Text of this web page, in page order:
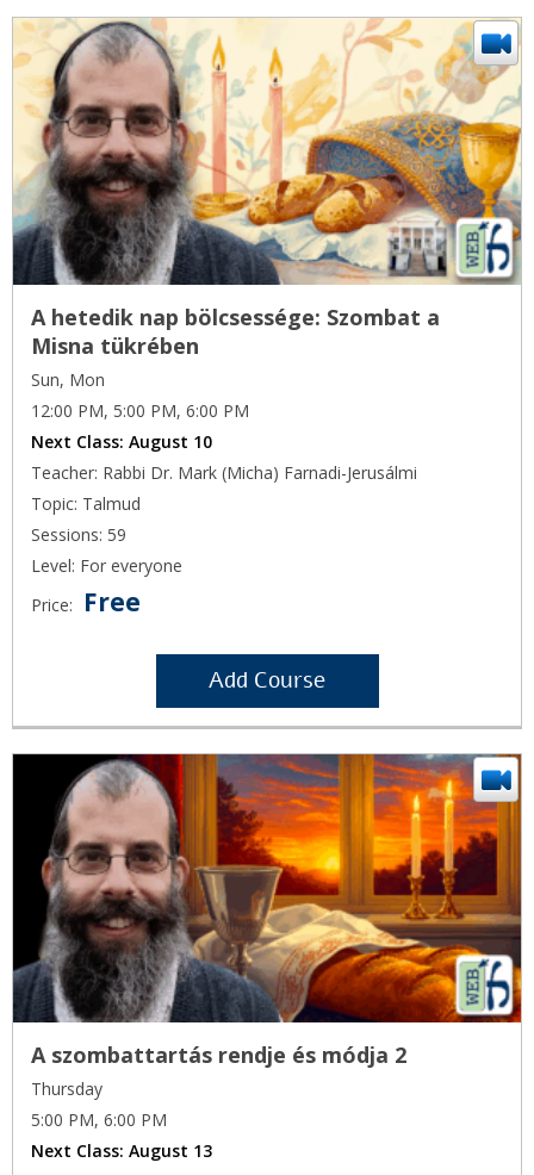
A hetedik nap bölcsessége: Szombat a
Misna tükrében
Sun, Mon
12:00 PM, 5:00 PM, 6:00 PM
Next Class: August 10
Teacher: Rabbi Dr. Mark (Micha) Farnadi-Jerusálmi
Topic: Talmud
Sessions: 59
Level: For everyone
Price:
Free
Add Course
A szombattartás rendje és módja 2
Thursday
5:00 PM, 6:00 PM
Next Class: August 13